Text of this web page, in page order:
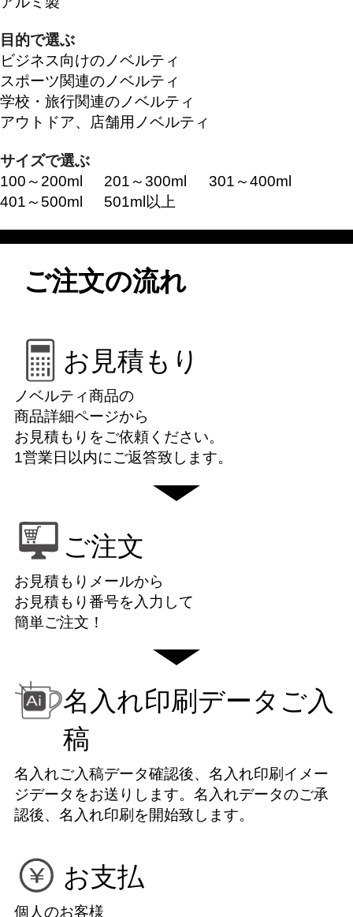
目的で選ぶ
ビジネス向けのノベルティ
スポーツ関連のノベルティ
学校・旅行関連のノベルティ
アウトドア、店舗用ノベルティ
サイズで選ぶ
100～200ml
201～300ml
301～400ml
401～500ml
501ml以上
ご注文の流れ
お見積もり
ノベルティ商品の
商品詳細ページから
お見積もりをご依頼ください。
1営業日以内にご返答致します。
ご注文
お見積もりメールから
お見積もり番号を入力して
簡単ご注文！
名入れ印刷データご入
稿
名入れご入稿データ確認後、名入れ印刷イメー
ジデータをお送りします。名入れデータのご承
認後、名入れ印刷を開始致します。
お支払
個人のお客様